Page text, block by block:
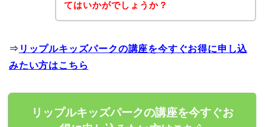
てはいかがでしょうか？
⇒ リップルキッズパークの講座を今すぐお得に申し込
みたい方はこちら
リップルキッズパークの講座を今すぐお